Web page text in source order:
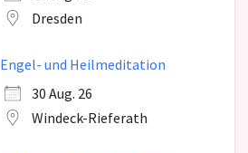
Dresden
Engel- und Heilmeditation
30 Aug. 26
Windeck-Rieferath